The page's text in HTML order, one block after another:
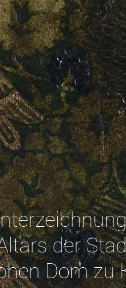
der
Dom zu